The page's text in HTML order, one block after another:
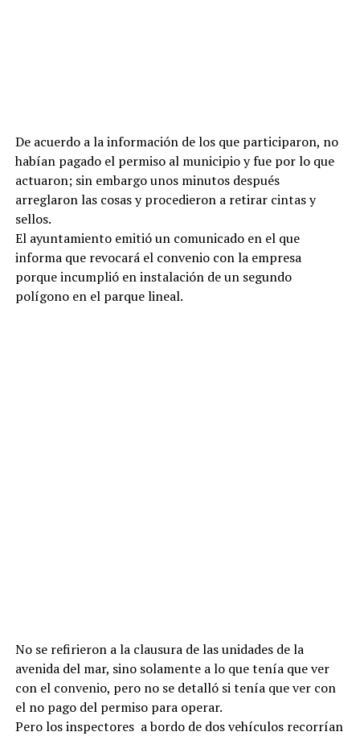
De acuerdo a la información de los que participaron, no
habían pagado el permiso al municipio y fue por lo que
actuaron; sin embargo unos minutos después
arreglaron las cosas y procedieron a retirar cintas y
sellos.
El ayuntamiento emitió un comunicado en el que
informa que revocará el convenio con la empresa
porque incumplió en instalación de un segundo
polígono en el parque lineal.
No se refirieron a la clausura de las unidades de la
avenida del mar, sino solamente a lo que tenía que ver
con el convenio, pero no se detalló si tenía que ver con
el no pago del permiso para operar.
Pero los inspectores a bordo de dos vehículos recorrían